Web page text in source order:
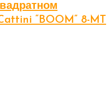
“BOOM” 8-MT